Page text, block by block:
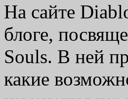
На сайте
блоге,
Souls. В ней
какие